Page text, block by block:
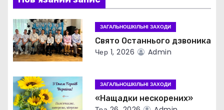
я
з
а
п
и
ЗАГАЛЬНОШКІЛЬНІ ЗАХОДИ
Свято Останнього дзвоника
Чер 1, 2026 Admin
ЗАГАЛЬНОШКІЛЬНІ ЗАХОДИ
«Нащадки нескорених»